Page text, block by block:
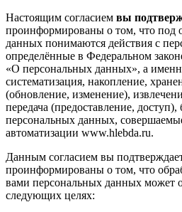
Настоящим согласием вы
проинформированы о том, что под
данных понимаются действия с
определённые в Федеральном
«О персональных данных», а
систематизация, накопление,
(обновление, изменение),
передача (предоставление,
персональных данных,
автоматизации www.hlebda.ru.
Данным согласием вы
проинформированы о том, что
вами персональных данных может
следующих целях: